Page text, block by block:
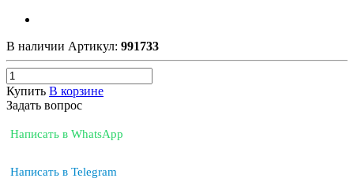
В наличии Артикул: 991733
Купить В корзине
Задать вопрос
Написать в WhatsApp
Написать в Telegram